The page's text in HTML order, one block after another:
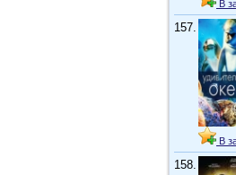
В
157.
В
158.